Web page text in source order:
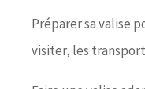
Préparer sa valise
visiter, les